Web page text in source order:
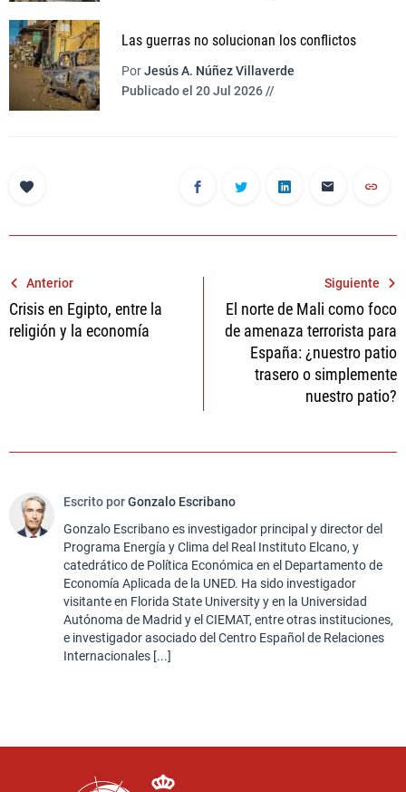
Las guerras no solucionan los conflictos
PorJesús A. Núñez Villaverde
Publicado el 20 Jul 2026 //
Navegación
de
entradas
Anterior
Crisis en Egipto, entre la
religión y la economía
Siguiente
El norte de Mali como foco
de amenaza terrorista para
España: ¿nuestro patio
trasero o simplemente
nuestro patio?
Escrito porGonzalo Escribano
Gonzalo Escribano es investigador principal y director del
Programa Energía y Clima del Real Instituto Elcano, y
catedrático de Política Económica en el Departamento de
Economía Aplicada de la UNED. Ha sido investigador
visitante en Florida State University y en la Universidad
Autónoma de Madrid y el CIEMAT, entre otras instituciones,
e investigador asociado del Centro Español de Relaciones
Internacionales [...]